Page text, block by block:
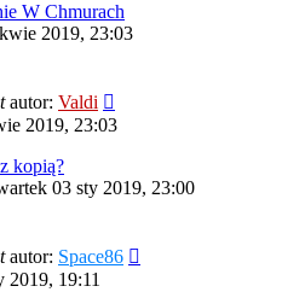
W Chmurach
2019, 23:03
autor: Valdi
2019, 23:03
kopią?
03 sty 2019, 23:00
autor: Space86
2019, 19:11